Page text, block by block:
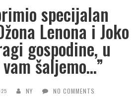
specijalan
Lenona i Joko
gospodine, u
šaljemo…”
NY NO COMMENTS